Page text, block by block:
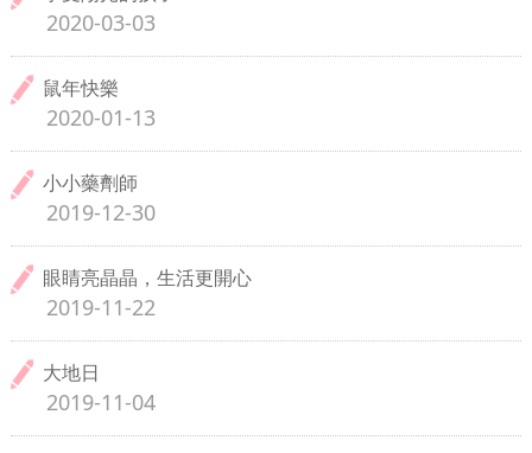
2020-03-03
鼠年快樂
2020-01-13
小小藥劑師
2019-12-30
眼睛亮晶晶，生活更開心
2019-11-22
大地日
2019-11-04